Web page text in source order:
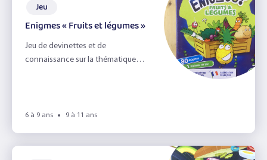
Jeu
Enigmes « Fruits et légumes »
Jeu de devinettes et de
connaissance sur la thématique
6 à 9 ans 9 à 11 ans